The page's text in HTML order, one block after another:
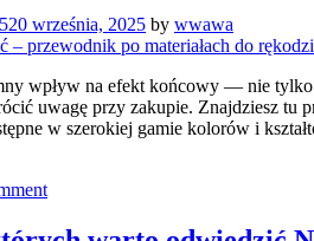
20 września, 2025 by wwawa
wpływ na efekt końcowy — nie tylko
uwagę przy zakupie. Znajdziesz
w szerokiej gamie kolorów i